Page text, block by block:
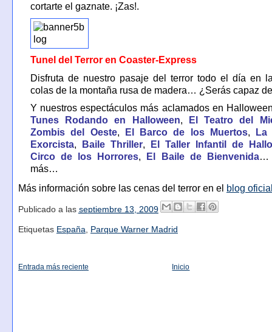
cortarte el gaznate. ¡Zas!.
Tunel del Terror en Coaster-Express
Disfruta de nuestro pasaje del terror todo el día en
colas de la montaña rusa de madera… ¿Serás capaz
Y nuestros espectáculos más aclamados en
Tunes Rodando en Halloween,
El Teatro del
Zombis del Oeste, El Barco de los Muertos,
La
Exorcista, Baile Thriller,
El Taller Infantil de
Circo de los Horrores, El Baile de Bienvenida…
más…
Más información sobre las cenas del terror en el blog
Publicado a las septiembre 13, 2009
Etiquetas España, Parque Warner Madrid
Entrada más reciente Inicio